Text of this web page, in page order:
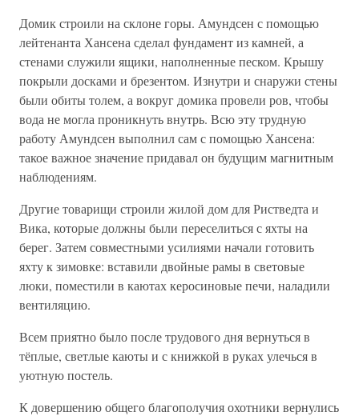
Домик строили на склоне горы. Амундсен с помощью
лейтенанта Хансена сделал фундамент из камней, а
стенами служили ящики, наполненные песком. Крышу
покрыли досками и брезентом. Изнутри и снаружи стены
были обиты толем, а вокруг домика провели ров, чтобы
вода не могла проникнуть внутрь. Всю эту трудную
работу Амундсен выполнил сам с помощью Хансена:
такое важное значение придавал он будущим магнитным
наблюдениям.
Другие товарищи строили жилой дом для Ристведта и
Вика, которые должны были переселиться с яхты на
берег. Затем совместными усилиями начали готовить
яхту к зимовке: вставили двойные рамы в световые
люки, поместили в каютах керосиновые печи, наладили
вентиляцию.
Всем приятно было после трудового дня вернуться в
тёплые, светлые каюты и с книжкой в руках улечься в
уютную постель.
К довершению общего благополучия охотники вернулись